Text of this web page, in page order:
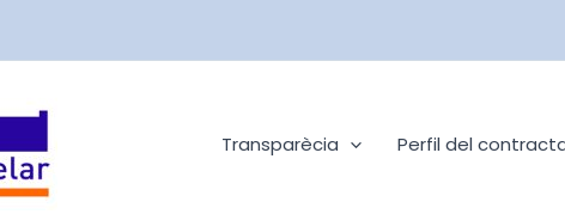
Transparècia Perfil del